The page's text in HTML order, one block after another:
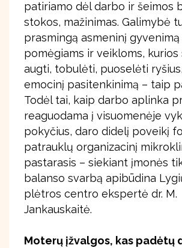
patiriamo dėl darbo ir šeimos
stokos, mažinimas. Galimybė
prasmingą asmeninį
pomėgiams ir veikloms, kurios
augti, tobulėti, puoselėti
emocinį pasitenkinimą – taip
Todėl tai, kaip darbo aplinka
reaguodama į visuomenėje
pokyčius, daro didelį poveikį
patrauklų organizacinį
pastarasis – siekiant įmonės
balanso svarbą apibūdina
plėtros centro ekspertė dr. M.
Jankauskaitė.
Moterų įžvalgos, kas padėtų